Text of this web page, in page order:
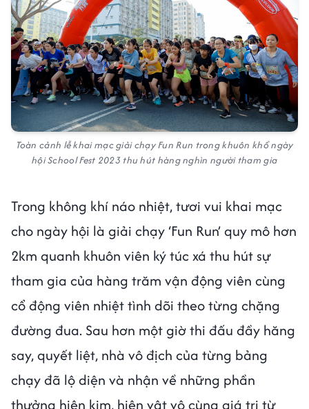
Toàn cảnh lễ khai mạc giải chạy Fun Run trong khuôn khổ ngày
hội School Fest 2023 thu hút hàng nghìn người tham gia
Trong không khí náo nhiệt, tươi vui khai mạc
cho ngày hội là giải chạy ‘Fun Run’ quy mô hơn
2km quanh khuôn viên ký túc xá thu hút sự
tham gia của hàng trăm vận động viên cùng
cổ động viên nhiệt tình dõi theo từng chặng
đường đua. Sau hơn một giờ thi đấu đầy hăng
say, quyết liệt, nhà vô địch của từng bảng
chạy đã lộ diện và nhận về những phần
thưởng hiện kim, hiện vật vô cùng giá trị từ